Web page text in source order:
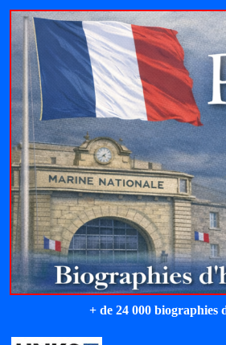
+ de 24 000 biographies